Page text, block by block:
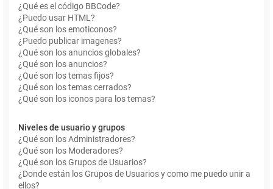
¿Qué es el código BBCode?
¿Puedo usar HTML?
¿Qué son los emoticonos?
¿Puedo publicar imagenes?
¿Qué son los anuncios globales?
¿Qué son los anuncios?
¿Qué son los temas fijos?
¿Qué son los temas cerrados?
¿Qué son los iconos para los temas?
Niveles de usuario y grupos
¿Qué son los Administradores?
¿Qué son los Moderadores?
¿Qué son los Grupos de Usuarios?
¿Donde están los Grupos de Usuarios y como me puedo unir a
ellos?